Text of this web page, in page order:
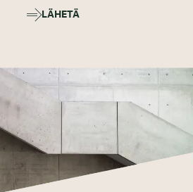
LÄHETÄ